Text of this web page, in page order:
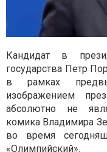
Кандидат в
государства Петр
в рамках
изображением
абсолютно не
комика Владимира
во время
«Олимпийский».